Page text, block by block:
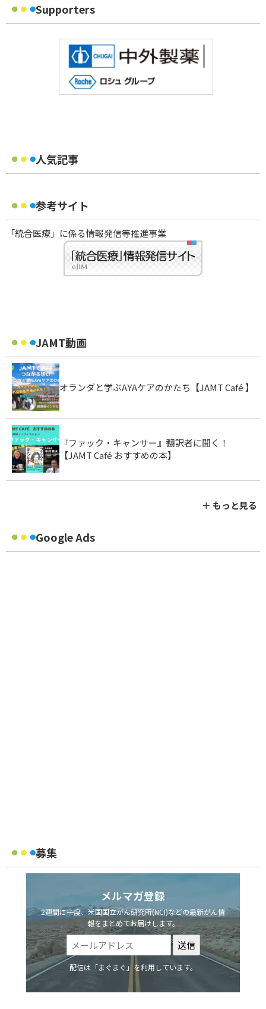
Supporters
人気記事
参考サイト
「統合医療」に係る情報発信等推進事業
JAMT動画
オランダと学ぶAYAケアのかたち【JAMT Café 】
『ファック・キャンサー』翻訳者に聞く！
【JAMT Café おすすめの本】
＋ もっと見る
Google Ads
募集
メルマガ登録
2週間に一度、米国国立がん研究所(NCI)などの最新がん情
報をまとめてお届けします。
配信は「まぐまぐ」を利用しています。